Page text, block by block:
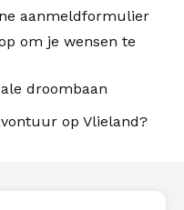
aanmeldformulier
om je wensen te
droombaan
op Vlieland?